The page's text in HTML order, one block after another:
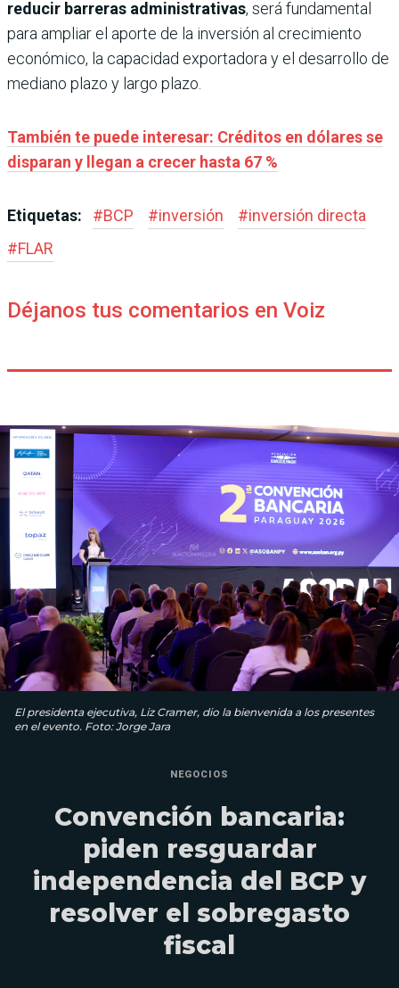
reducir barreras administrativas, será fundamental
para ampliar el aporte de la inversión al crecimiento
económico, la capacidad exportadora y el desarrollo de
mediano plazo y largo plazo.
También te puede interesar: Créditos en dólares se
disparan y llegan a crecer hasta 67 %
Etiquetas: #BCP #inversión #inversión directa
#FLAR
Déjanos tus comentarios en Voiz
El presidenta ejecutiva, Liz Cramer, dio la bienvenida a los presentes
en el evento. Foto: Jorge Jara
NEGOCIOS
Convención bancaria:
piden resguardar
independencia del BCP y
resolver el sobregasto
fiscal